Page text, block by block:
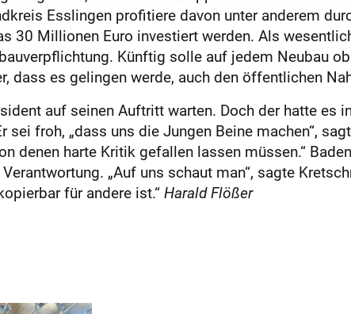
Esslingen profitiere davon unter anderem
30 Millionen Euro investiert werden. Als
Künftig solle auf jedem Neubau
dass es gelingen werde, auch den öffentlichen
auf seinen Auftritt warten. Doch der hatte es
froh, „dass uns die Jungen Beine machen“,
denen harte Kritik gefallen lassen müssen.“
„Auf uns schaut man“, sagte
für andere ist.“Harald Flößer